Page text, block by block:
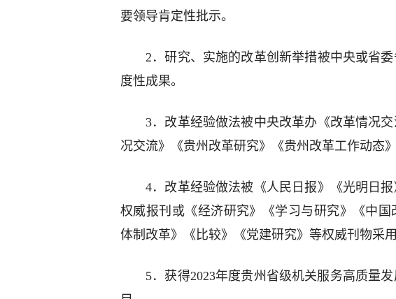
要领导肯定性批示。
2．研究、实施的改革创新举措被中央或省
度性成果。
3．改革经验做法被中央改革办《改革情况
况交流》《贵州改革研究》《贵州改革工作动态》
4．改革经验做法被《人民日报》《光明日
权威报刊或《经济研究》《学习与研究》《中
体制改革》《比较》《党建研究》等权威刊物采用
5．获得2023年度贵州省级机关服务高质量